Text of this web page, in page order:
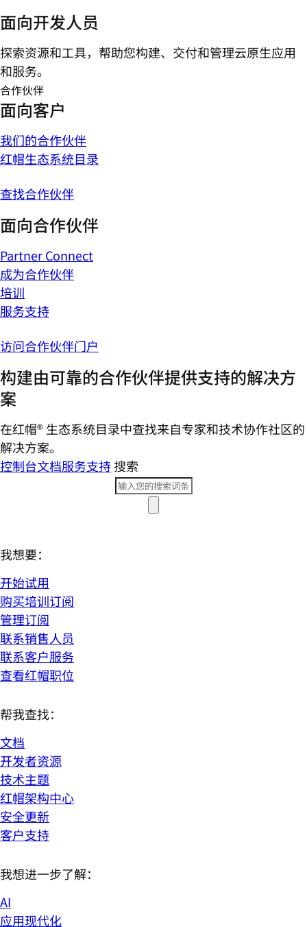
面向开发人员
探索资源和工具，帮助您构建、交付和管理云原生应用
和服务。
合作伙伴
面向客户
我们的合作伙伴
红帽生态系统目录
查找合作伙伴
面向合作伙伴
Partner Connect
成为合作伙伴
培训
服务支持
访问合作伙伴门户
构建由可靠的合作伙伴提供支持的解决方
案
在红帽® 生态系统目录中查找来自专家和技术协作社区的
解决方案。
控制台文档服务支持搜索
我想要：
开始试用
购买培训订阅
管理订阅
联系销售人员
联系客户服务
查看红帽职位
帮我查找：
文档
开发者资源
技术主题
红帽架构中心
安全更新
客户支持
我想进一步了解：
AI
应用现代化